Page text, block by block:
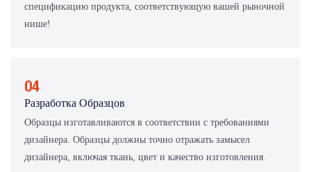
спецификацию продукта, соответствующую вашей рыночной
нише!
04
Разработка Образцов
Образцы изготавливаются в соответствии с требованиями
дизайнера. Образцы должны точно отражать замысел
дизайнера, включая ткань, цвет и качество изготовления.